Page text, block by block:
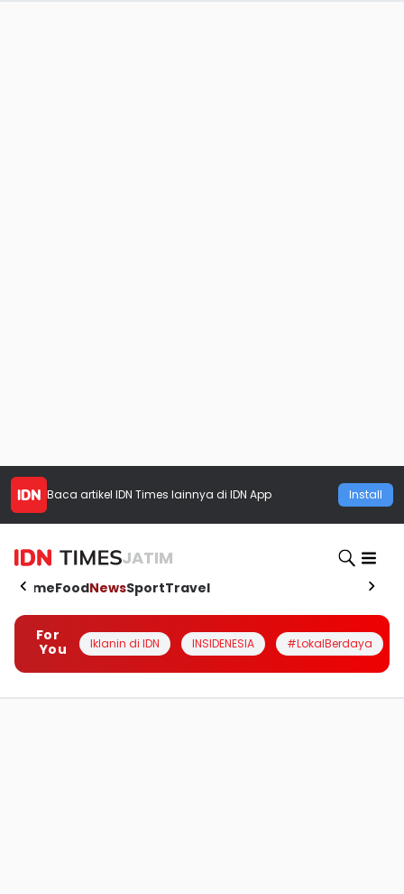
Baca artikel IDN Times lainnya di IDN App Install
JATIM
HomeFoodNewsSportTravel
For
You
Iklanin di IDN INSIDENESIA #LokalBerdaya